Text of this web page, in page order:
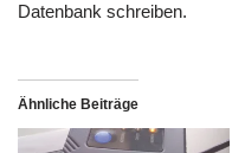
Datenbank schreiben.
Ähnliche Beiträge